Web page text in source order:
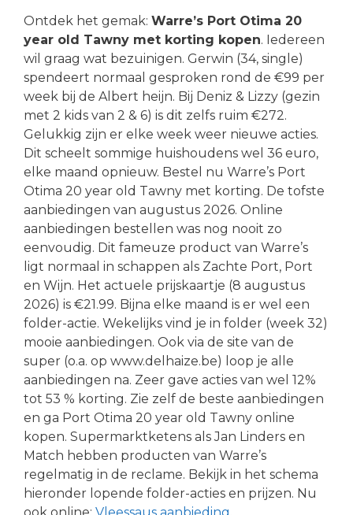
Ontdek het gemak: Warre’s Port Otima 20
year old Tawny met korting kopen. Iedereen
wil graag wat bezuinigen. Gerwin (34, single)
spendeert normaal gesproken rond de €99 per
week bij de Albert heijn. Bij Deniz & Lizzy (gezin
met 2 kids van 2 & 6) is dit zelfs ruim €272.
Gelukkig zijn er elke week weer nieuwe acties.
Dit scheelt sommige huishoudens wel 36 euro,
elke maand opnieuw. Bestel nu Warre’s Port
Otima 20 year old Tawny met korting. De tofste
aanbiedingen van augustus 2026. Online
aanbiedingen bestellen was nog nooit zo
eenvoudig. Dit fameuze product van Warre’s
ligt normaal in schappen als Zachte Port, Port
en Wijn. Het actuele prijskaartje (8 augustus
2026) is €21.99. Bijna elke maand is er wel een
folder-actie. Wekelijks vind je in folder (week 32)
mooie aanbiedingen. Ook via de site van de
super (o.a. op www.delhaize.be) loop je alle
aanbiedingen na. Zeer gave acties van wel 12%
tot 53 % korting. Zie zelf de beste aanbiedingen
en ga Port Otima 20 year old Tawny online
kopen. Supermarktketens als Jan Linders en
Match hebben producten van Warre’s
regelmatig in de reclame. Bekijk in het schema
hieronder lopende folder-acties en prijzen. Nu
ook online: Vleessaus aanbieding.